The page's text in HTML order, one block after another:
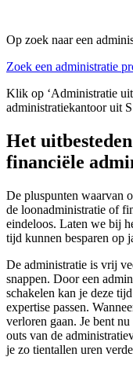
Op zoek naar een
Zoek een administratie
Klik op ‘Administratie
administratiekantoor uit
Het
financiële
De pluspunten waarvan
de loonadministratie of
eindeloos. Laten we bij
tijd kunnen besparen op
De administratie is vrij
snappen. Door een
schakelen kan je deze
expertise passen.
verloren gaan. Je bent
outs van de
je zo tientallen uren